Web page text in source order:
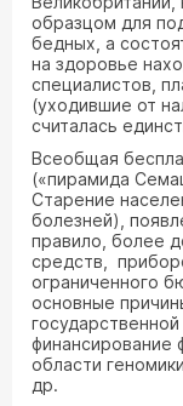
образцом для
бедных, а
на здоровье
специалистов,
(уходившие от
считалась
Всеобщая
(«пирамида
Старение
болезней),
правило, более
средств,
ограниченного
основные
финансирование
области
др.